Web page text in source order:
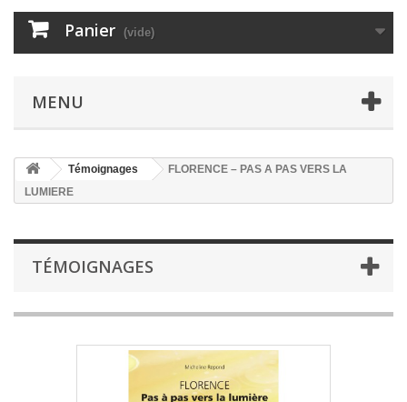
Panier (vide)
MENU
Témoignages
FLORENCE – PAS A PAS VERS LA
LUMIERE
TÉMOIGNAGES